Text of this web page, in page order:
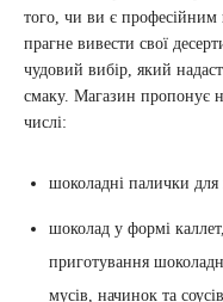
того, чи ви є
прагне вивести свої
чудовий вибір, який
смаку. Магазин пропонує
числі:
шоколадні палички для
шоколад у формі
приготування
мусів, начинок та